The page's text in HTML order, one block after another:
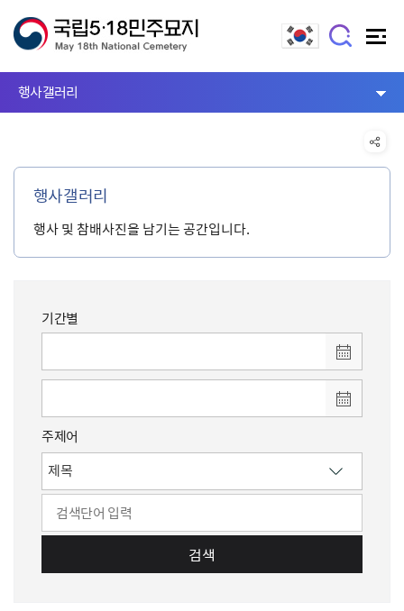
행사갤러리
행사갤러리
행사 및 참배사진을 남기는 공간입니다.
기간별
주제어
검색